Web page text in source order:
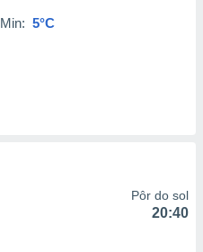
Min: 5°C
Pôr do sol
20:40